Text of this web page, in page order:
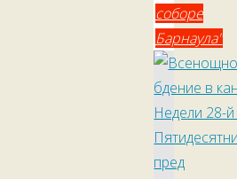
соборе
Барнаула"